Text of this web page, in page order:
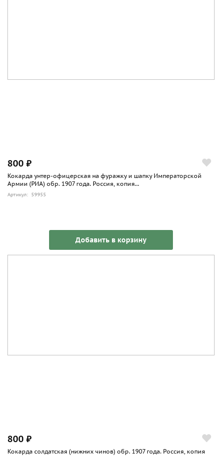
800 ₽
Кокарда унтер-офицерская на фуражку и шапку Императорской
Армии (РИА) обр. 1907 года. Россия, копия...
Артикул: 59955
Добавить в корзину
800 ₽
Кокарда солдатская (нижних чинов) обр. 1907 года. Россия, копия